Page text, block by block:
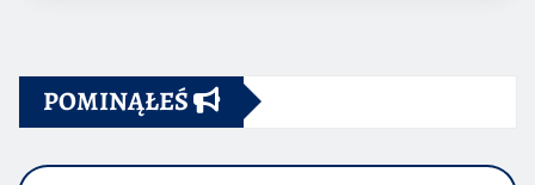
POMINĄŁEŚ